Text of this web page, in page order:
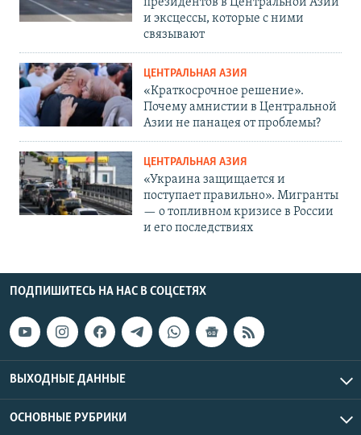
и эксцессы, которые с ними
связывают
ЦЕНТРАЛЬНАЯ АЗИЯ
«Краткосрочное решение».
Почему амнистии в Центральной
Азии не панацея от проблемы?
ЦЕНТРАЛЬНАЯ АЗИЯ
«Украина защищается и
поступает правильно». Мигранты
— о топливном кризисе в России
и его последствиях
ПОДПИШИТЕСЬ НА НАС В СОЦСЕТЯХ
ВЫХОДНЫЕ ДАННЫЕ
ОСНОВНЫЕ РУБРИКИ